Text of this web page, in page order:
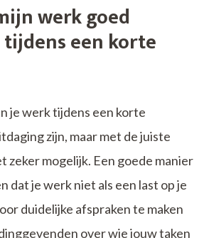
werk goed
een korte
je werk tijdens een korte
zijn, maar met de juiste
zeker mogelijk. Een goede manier
dat je werk niet als een last op je
duidelijke afspraken te maken
over wie jouw taken